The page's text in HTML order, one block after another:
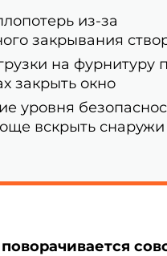
из-за
закрывания
на фурнитуру
закрыть окно
уровня
вскрыть снаружи